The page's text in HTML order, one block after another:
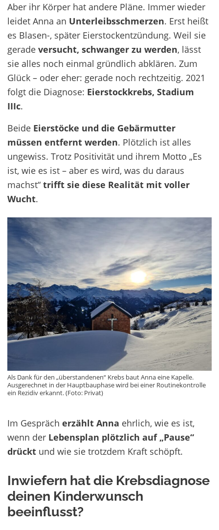
Aber ihr Körper hat andere Pläne. Immer wieder
leidet Anna an Unterleibsschmerzen. Erst heißt
es Blasen-, später Eierstockentzündung. Weil sie
gerade versucht, schwanger zu werden, lässt
sie alles noch einmal gründlich abklären. Zum
Glück – oder eher: gerade noch rechtzeitig. 2021
folgt die Diagnose: Eierstockkrebs, Stadium
IIIc.
Beide Eierstöcke und die Gebärmutter
müssen entfernt werden. Plötzlich ist alles
ungewiss. Trotz Positivität und ihrem Motto „Es
ist, wie es ist – aber es wird, was du daraus
machst“ trifft sie diese Realität mit voller
Wucht.
Als Dank für den „überstandenen“ Krebs baut Anna eine Kapelle.
Ausgerechnet in der Hauptbauphase wird bei einer Routinekontrolle
ein Rezidiv erkannt. (Foto: Privat)
Im Gespräch erzählt Anna ehrlich, wie es ist,
wenn der Lebensplan plötzlich auf „Pause“
drückt und wie sie trotzdem Kraft schöpft.
Inwiefern hat die Krebsdiagnose
deinen Kinderwunsch
beeinflusst?